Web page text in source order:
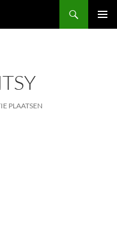
PLAATSEN